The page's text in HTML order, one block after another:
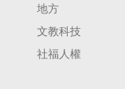
地方
文教科技
社福人權